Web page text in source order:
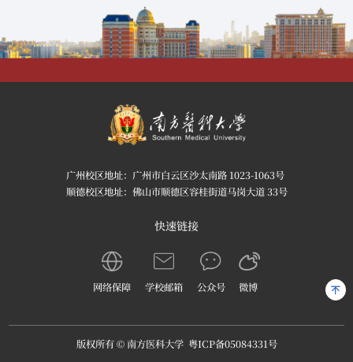
广州校区地址：广州市白云区沙太南路 1023-1063号
顺德校区地址：佛山市顺德区容桂街道马岗大道 33号
快速链接
网络保障 学校邮箱 公众号 微博
版权所有 © 南方医科大学 粤ICP备05084331号